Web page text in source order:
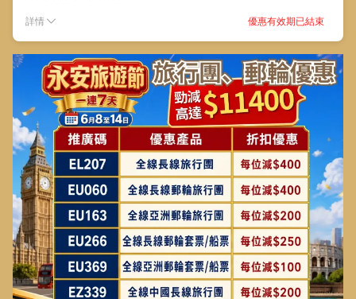
詳情 優惠有效期已結束